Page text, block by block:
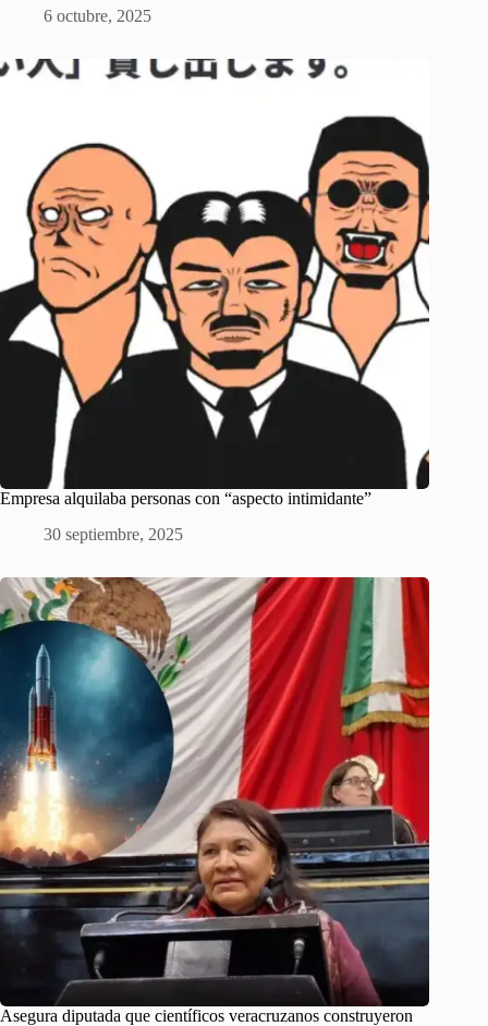
6 octubre, 2025
Empresa alquilaba personas con “aspecto intimidante”
30 septiembre, 2025
Asegura diputada que científicos veracruzanos construyeron